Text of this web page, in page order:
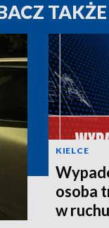
TAKŻE
KIELCE
osoba
w ruchu